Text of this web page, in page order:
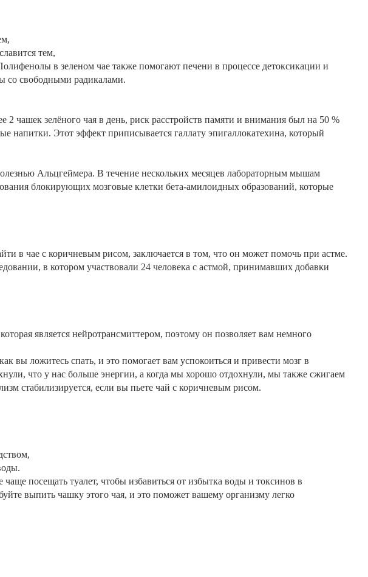
тем,
в зеленом чае также помогают печени в процессе детоксикации и
со свободными радикалами.
чашек зелёного чая в день, риск расстройств памяти и внимания был на 50 %
напитки. Этот эффект приписывается галлату эпигаллокатехина, который
Альцгеймера. В течение нескольких месяцев лабораторным мышам
блокирующих мозговые клетки бета-амилоидных образований, которые
в чае с коричневым рисом, заключается в том, что он может помочь при астме.
в котором участвовали 24 человека с астмой, принимавших добавки
является нейротрансмиттером, поэтому он позволяет вам немного
ложитесь спать, и это помогает вам успокоиться и привести мозг в
что у нас больше энергии, а когда мы хорошо отдохнули, мы также сжигаем
стабилизируется, если вы пьете чай с коричневым рисом.
посещать туалет, чтобы избавиться от избытка воды и токсинов в
выпить чашку этого чая, и это поможет вашему организму легко